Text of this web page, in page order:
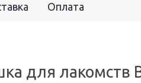
Оплата
для лакомств